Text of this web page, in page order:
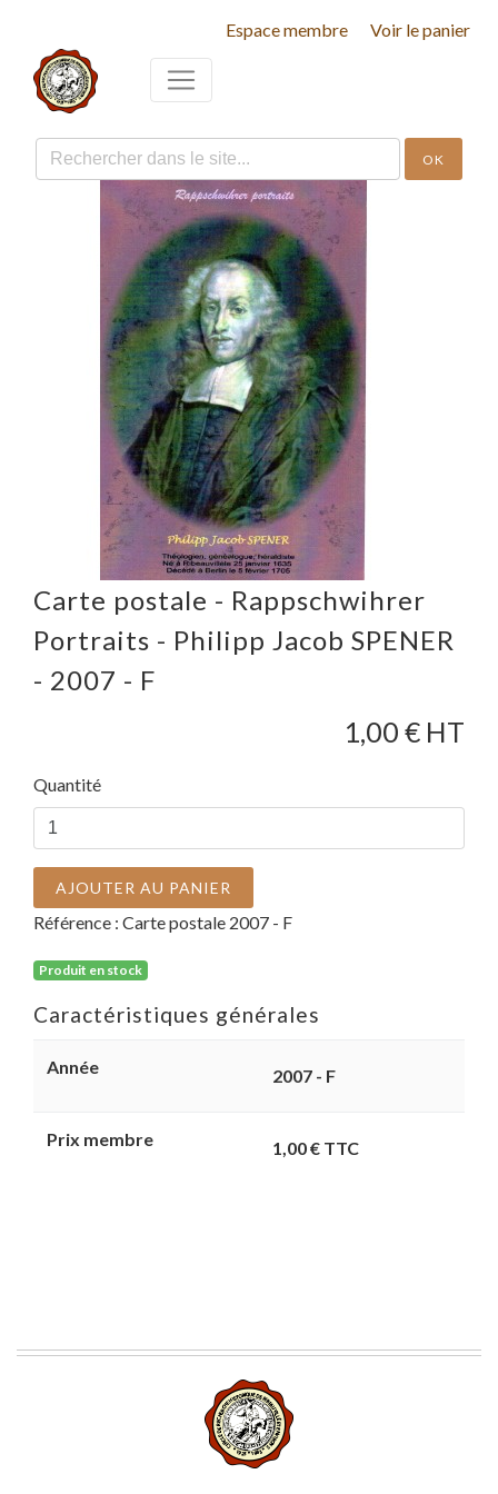
Espace membre Voir le panier
OK
Carte postale - Rappschwihrer
Portraits - Philipp Jacob SPENER
- 2007 - F
1,00 € HT
Quantité
AJOUTER AU PANIER
Référence : Carte postale 2007 - F
Produit en stock
Caractéristiques générales
Année 2007 - F
Prix membre 1,00 € TTC